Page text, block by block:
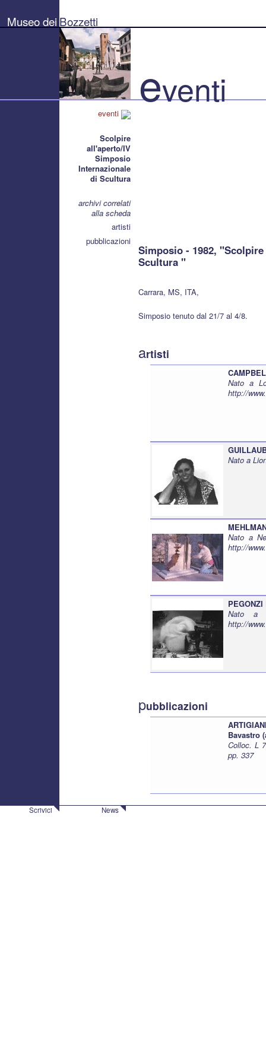
Bozzetti
"Pierluigi
Museo dei Bozzetti
eventi
Scolpire
all'aperto/IV
Simposio
Internazionale
di Scultura
archivi correlati
alla scheda
artisti
pubblicazioni
eventi
Simposio - 1982,
Scultura "
Carrara, MS, ITA,
Simposio tenuto dal 21/7 al 4/8.
artisti
Nato a
http://
Nato a
Nato a
http://
Nato a
http://
pubblicazioni
Bavastro
Colloc. L
pp. 337
Scrivici News